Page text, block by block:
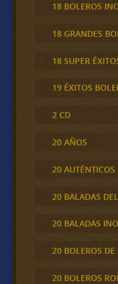
18 BOLEROS
18 GRANDES
18 SUPER
19 ÉXITOS
2 CD
20 AÑOS
20 AUTÉNTICOS
20 BALADAS
20 BALADAS
20 BOLEROS DE
20 BOLEROS